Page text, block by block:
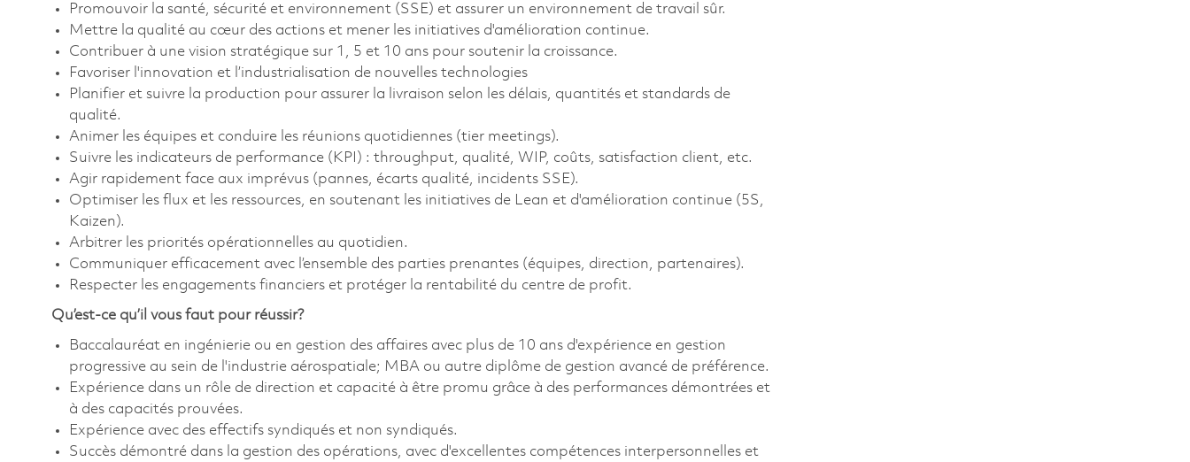
Promouvoir la santé, sécurité et environnement (SSE) et assurer un environnement de travail sûr.
Mettre la qualité au cœur des actions et mener les initiatives d'amélioration continue.
Contribuer à une vision stratégique sur 1, 5 et 10 ans pour soutenir la croissance.
Favoriser l'innovation et l’industrialisation de nouvelles technologies
Planifier et suivre la production pour assurer la livraison selon les délais, quantités et standards de
qualité.
Animer les équipes et conduire les réunions quotidiennes (tier meetings).
Suivre les indicateurs de performance (KPI) : throughput, qualité, WIP, coûts, satisfaction client, etc.
Agir rapidement face aux imprévus (pannes, écarts qualité, incidents SSE).
Optimiser les flux et les ressources, en soutenant les initiatives de Lean et d'amélioration continue (5S,
Kaizen).
Arbitrer les priorités opérationnelles au quotidien.
Communiquer efficacement avec l’ensemble des parties prenantes (équipes, direction, partenaires).
Respecter les engagements financiers et protéger la rentabilité du centre de profit.
Qu’est-ce qu’il vous faut pour réussir?
Baccalauréat en ingénierie ou en gestion des affaires avec plus de 10 ans d'expérience en gestion
progressive au sein de l'industrie aérospatiale; MBA ou autre diplôme de gestion avancé de préférence.
Expérience dans un rôle de direction et capacité à être promu grâce à des performances démontrées et
à des capacités prouvées.
Expérience avec des effectifs syndiqués et non syndiqués.
Succès démontré dans la gestion des opérations, avec d'excellentes compétences interpersonnelles et